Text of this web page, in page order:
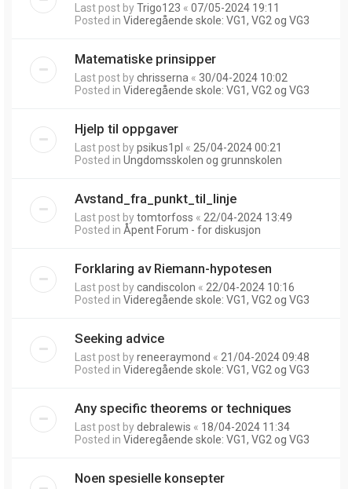
Last post byTrigo123 « 07/05-2024 19:11
Posted in Videregående skole: VG1, VG2 og VG3
Matematiske prinsipper
Last post bychrisserna « 30/04-2024 10:02
Posted in Videregående skole: VG1, VG2 og VG3
Hjelp til oppgaver
Last post bypsikus1pl « 25/04-2024 00:21
Posted in Ungdomsskolen og grunnskolen
Avstand_fra_punkt_til_linje
Last post bytomtorfoss « 22/04-2024 13:49
Posted in Åpent Forum - for diskusjon
Forklaring av Riemann-hypotesen
Last post bycandiscolon « 22/04-2024 10:16
Posted in Videregående skole: VG1, VG2 og VG3
Seeking advice
Last post byreneeraymond « 21/04-2024 09:48
Posted in Videregående skole: VG1, VG2 og VG3
Any specific theorems or techniques
Last post bydebralewis « 18/04-2024 11:34
Posted in Videregående skole: VG1, VG2 og VG3
Noen spesielle konsepter